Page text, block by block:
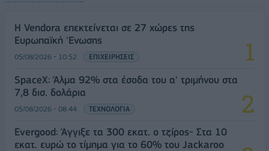
Η Vendora επεκτείνεται σε 27 χώρες της
Ευρωπαϊκή 'Ενωσης
05/08/2026 - 10:52 ΕΠΙΧΕΙΡΗΣΕΙΣ
SpaceX: Άλμα 92% στα έσοδα του α' τριμήνου στα
7,8 δισ. δολάρια
05/08/2026 - 08:44 ΤΕΧΝΟΛΟΓΙΑ
Evergood: Άγγιξε τα 300 εκατ. ο τζίρος- Στα 10
εκατ. ευρώ το τίμημα για το 60% του Jackaroo